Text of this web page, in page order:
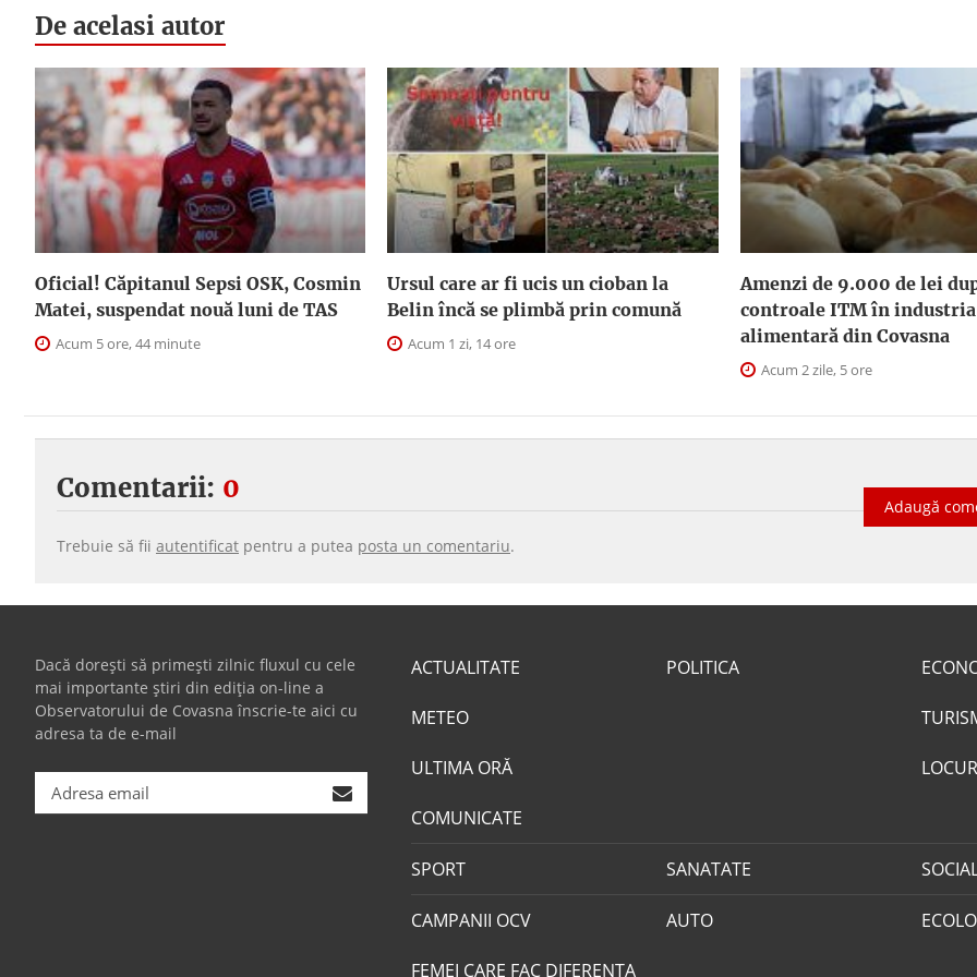
De acelasi autor
Oficial! Căpitanul Sepsi OSK, Cosmin
Matei, suspendat nouă luni de TAS
Acum 5 ore, 44 minute
Ursul care ar fi ucis un cioban la
Belin încă se plimbă prin comună
Acum 1 zi, 14 ore
Amenzi de 9.000 de lei
controale ITM în industria
alimentară din Covasna
Acum 2 zile, 5 ore
Comentarii: 0
Adaugă
Trebuie să fii autentificat pentru a putea posta un comentariu.
Dacă dorești să primești zilnic fluxul cu cele
mai importante știri din ediția on-line a
Observatorului de Covasna înscrie-te aici cu
adresa ta de e-mail
ACTUALITATE
METEO
ULTIMA ORĂ
COMUNICATE
POLITICA
SPORT SANATATE
CAMPANII OCV
FEMEI CARE FAC DIFERENȚA
AUTO